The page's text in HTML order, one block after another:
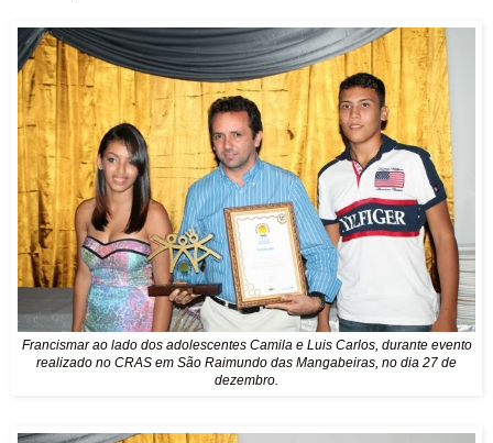
Francismar ao lado dos adolescentes Camila e Luis Carlos, durante evento
realizado no CRAS em São Raimundo das Mangabeiras, no dia 27 de
dezembro.